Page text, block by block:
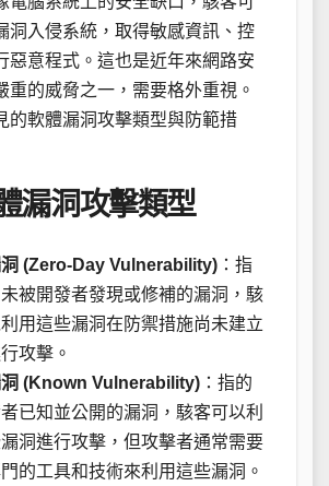
洞入侵系統，取得敏感資訊、控
惡意程式。這也是近年來網路安
重的威脅之一，需要格外重視。
的軟體漏洞攻擊類型與防範措
漏洞攻擊類型
(Zero-Day Vulnerability) ：指
被開發者發現或修補的漏洞，駭
用這些漏洞在防禦措施尚未建立
攻擊。
洞 (Known Vulnerability) ：指的
已知並公開的漏洞，駭客可以利
洞進行攻擊，但攻擊者通常需要
的工具和技術來利用這些漏洞。